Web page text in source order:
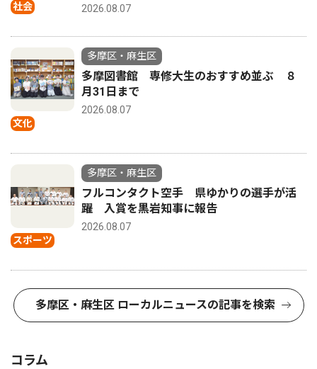
社会 2026.08.07
文化
多摩区・麻生区
多摩図書館 専修大生のおすすめ並ぶ ８
月31日まで
2026.08.07
スポーツ
多摩区・麻生区
フルコンタクト空手 県ゆかりの選手が活
躍 入賞を黒岩知事に報告
2026.08.07
多摩区・麻生区 ローカルニュースの記事を検索
コラム